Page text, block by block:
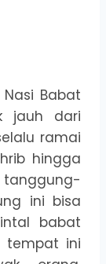
Babat
jauh dari
ramai
hingga
ini bisa
babat
tempat ini